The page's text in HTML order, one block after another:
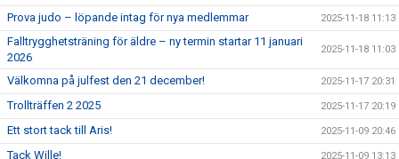
Prova judo – löpande intag för nya medlemmar 2025-11-18 11:13
Falltrygghetsträning för äldre – ny termin startar 11 januari
2026
2025-11-18 11:03
Välkomna på julfest den 21 december! 2025-11-17 20:31
Trollträffen 2 2025 2025-11-17 20:19
Ett stort tack till Aris! 2025-11-09 20:46
Tack Wille! 2025-11-09 13:13